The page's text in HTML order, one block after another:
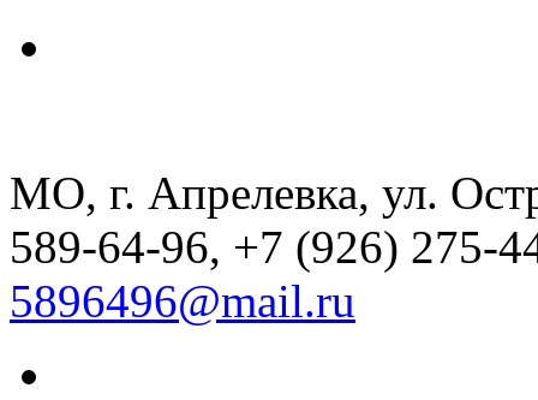
МО, г. Апрелевка, ул.
589-64-96, +7 (926) 275-
5896496@mail.ru